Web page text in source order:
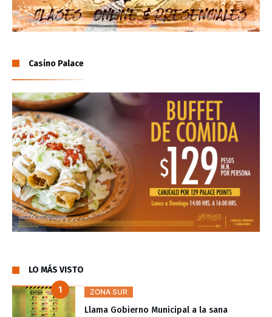
Casino Palace
LO MÁS VISTO
ZONA SUR
Llama Gobierno Municipal a la sana